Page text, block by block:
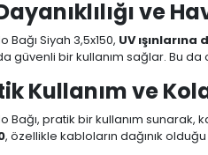
ve
Bağı Siyah 3,5x150, UV ışınlarına
güvenli bir kullanım sağlar. Bu
Kullanım ve
Bağı, pratik bir kullanım
, özellikle kabloların dağınık